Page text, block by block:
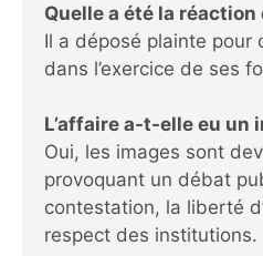
Quelle a été la
Il a déposé plainte pour
dans l’exercice de ses
L’affaire a-t-elle eu un
Oui, les images sont
provoquant un débat
contestation, la liberté
respect des institutions.